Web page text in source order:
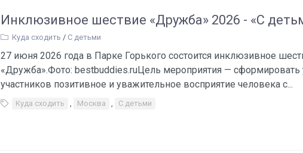
Инклюзивное шествие «Дружба» 2026 - «С
Куда сходить / С детьми
27 июня 2026 года в Парке Горького состоится инклюзивное
«Дружба».Фото: bestbuddies.ruЦель мероприятия — сформировать
участников позитивное и уважительное восприятие человека с...
Куда сходить Москва С детьми